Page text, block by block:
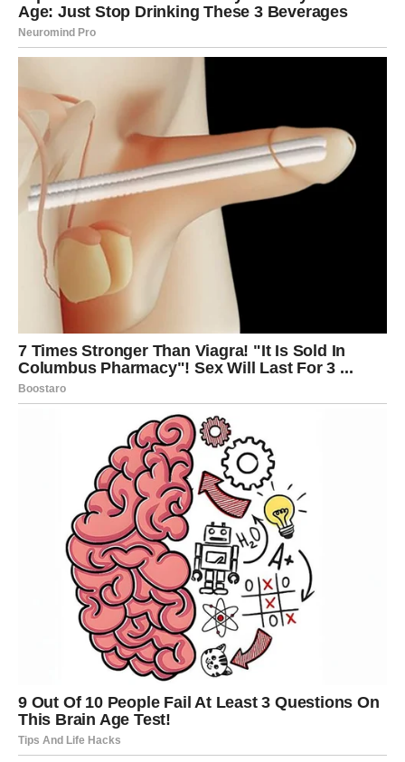
zaboravlja
Pred vama su veoma emotivni trenuci.
RAK
Rakovi ulaze u period tokom kojeg više ništa neće biti
isto.
Jedna odluka u ljubavi može vam potpuno promijeniti
život.
Srce konačno zna kojim putem treba
krenuti
Pred vama su veoma važni i sudbinski dani.
Vi ste znak kojem zvijezde sada donose veliku poslovnu
ili finansijsku šansu.
Jedan poziv ili razgovor mogli bi vam potpuno promijeniti
planove.
Vrijeme je za veliki korak
Sudbina vam otvara vrata uspjeha.
DJEVICA
Pred vama su dani tokom kojih ćete mnogo jasnije vidjeti